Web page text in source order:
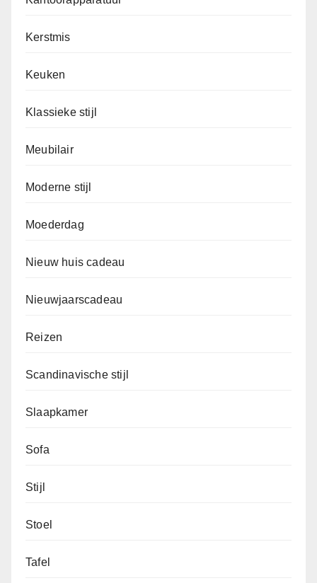
Kerstmis
Keuken
Klassieke stijl
Meubilair
Moderne stijl
Moederdag
Nieuw huis cadeau
Nieuwjaarscadeau
Reizen
Scandinavische stijl
Slaapkamer
Sofa
Stijl
Stoel
Tafel